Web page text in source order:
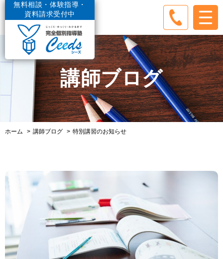
無料相談・体験指導・
資料請求受付中
講師ブログ
ホーム 講師ブログ 特別講習のお知らせ